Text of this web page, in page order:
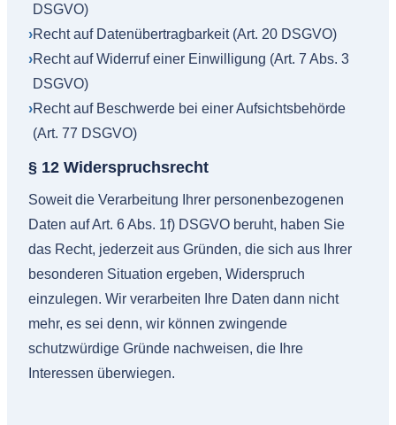
DSGVO)
›Recht auf Datenübertragbarkeit (Art. 20 DSGVO)
›Recht auf Widerruf einer Einwilligung (Art. 7 Abs. 3
DSGVO)
›Recht auf Beschwerde bei einer Aufsichtsbehörde
(Art. 77 DSGVO)
§ 12 Widerspruchsrecht
Soweit die Verarbeitung Ihrer personenbezogenen
Daten auf Art. 6 Abs. 1f) DSGVO beruht, haben Sie
das Recht, jederzeit aus Gründen, die sich aus Ihrer
besonderen Situation ergeben, Widerspruch
einzulegen. Wir verarbeiten Ihre Daten dann nicht
mehr, es sei denn, wir können zwingende
schutzwürdige Gründe nachweisen, die Ihre
Interessen überwiegen.